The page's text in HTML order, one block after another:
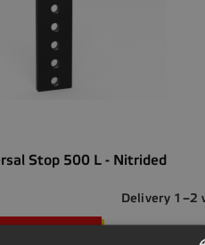
Stop 500 L - Nitrided
Delivery 1–2